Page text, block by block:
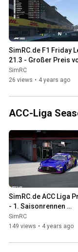
SimRC.de F1 Friday
21.3 - Großer Preis
Japan - 11.03.2022,
Uhr
SimRC
26 views • 4 years ago
ACC-Liga
SimRC.de ACC Liga
- 1. Saisonrennen
Barcelona -
13:00 Uhr
SimRC
149 views • 4 years ago